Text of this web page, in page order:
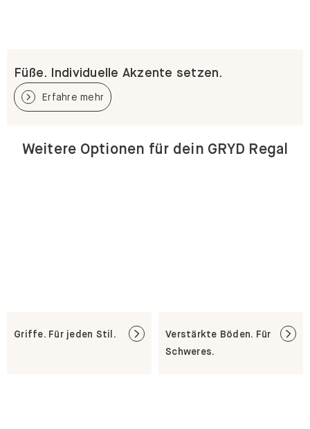
Füße. Individuelle Akzente setzen.
Erfahre mehr
Weitere Optionen für dein GRYD Regal
Griffe. Für jeden Stil.
Verstärkte Böden. Für
Schweres.